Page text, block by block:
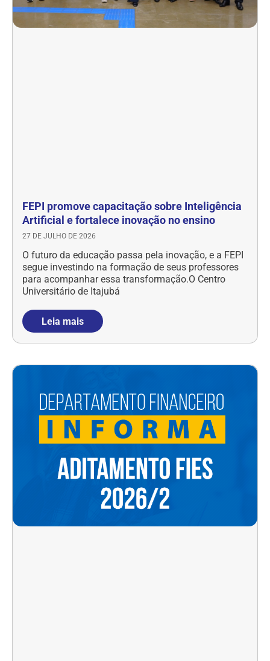
FEPI promove capacitação sobre Inteligência
Artificial e fortalece inovação no ensino
27 DE JULHO DE 2026
O futuro da educação passa pela inovação, e a FEPI
segue investindo na formação de seus professores
para acompanhar essa transformação.O Centro
Universitário de Itajubá
Leia mais